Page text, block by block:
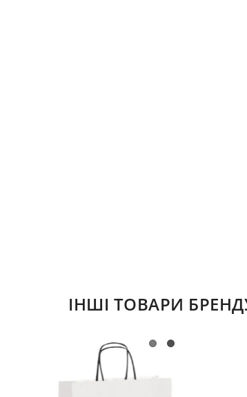
ІНШІ ТОВАРИ